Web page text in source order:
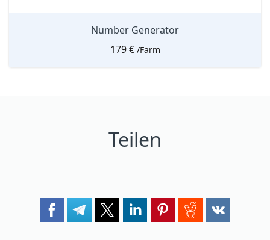
Number Generator
179€ /Farm
Teilen